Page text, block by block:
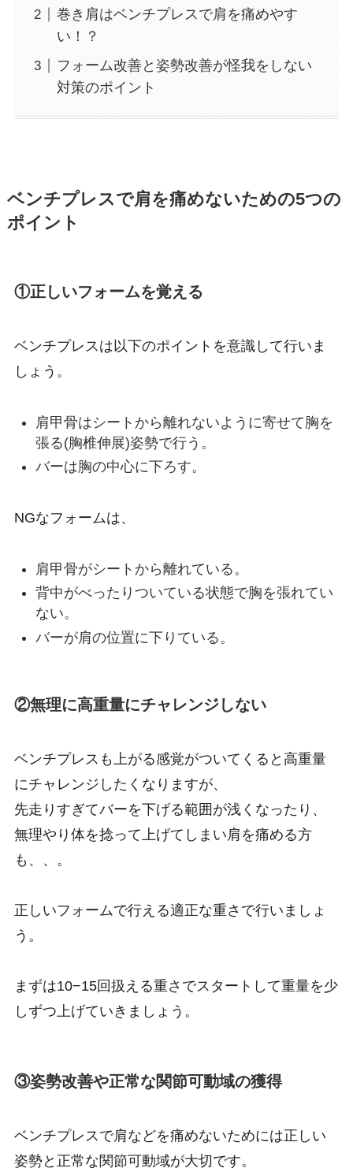
巻き肩はベンチプレスで肩を痛めやす
い！？
フォーム改善と姿勢改善が怪我をしない
対策のポイント
ベンチプレスで肩を痛めないための5つの
ポイント
①正しいフォームを覚える
ベンチプレスは以下のポイントを意識して行いま
しょう。
肩甲骨はシートから離れないように寄せて胸を
張る(胸椎伸展)姿勢で行う。
バーは胸の中心に下ろす。
NGなフォームは、
肩甲骨がシートから離れている。
背中がべったりついている状態で胸を張れてい
ない。
バーが肩の位置に下りている。
②無理に高重量にチャレンジしない
ベンチプレスも上がる感覚がついてくると高重量
にチャレンジしたくなりますが、
先走りすぎてバーを下げる範囲が浅くなったり、
無理やり体を捻って上げてしまい肩を痛める方
も、、。
正しいフォームで行える適正な重さで行いましょ
う。
まずは10−15回扱える重さでスタートして重量を少
しずつ上げていきましょう。
③姿勢改善や正常な関節可動域の獲得
ベンチプレスで肩などを痛めないためには正しい
姿勢と正常な関節可動域が大切です。